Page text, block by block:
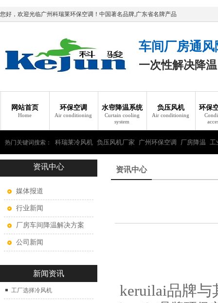
您好，欢迎光临广州科瑞莱环保空调！中国著名品牌,广东省名牌产品
车间厂房通
一次性解决降
网站首页
Home
环保空调
Air conditioning
水帘降温系统
Curtain cooling
system
负压风机
Air conditioning
环保
热门关键词搜索： 科瑞莱冷风机 负压风机厂家 广州环保空调 厂房降温 工
瑞莱环保空调资讯中心
媒体报道
行业新闻
厂房车间降温解决方案
公司新闻
新闻资讯
工厂选择冷风机
资讯中心
keruilai品牌与